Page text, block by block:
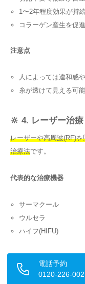
1〜2年程度効果が持
コラーゲン産生を促
注意点
人によっては違和感
糸が透けて見える可
🔆 4. レーザー治
レーザーや高周波(RF)
治療法です。
代表的な治療機器
サーマクール
ウルセラ
ハイフ(HIFU)
これらの治療は、皮膚
ゲンの再構築を促し、肌
電話予約
0120-226-002